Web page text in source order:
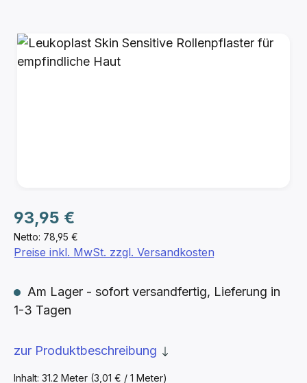
Bildergalerie überspringen
Netto: 78,95 €
Regulärer Preis:
93,95 €
Inhalt: 31.2 Meter (3,01 € / 1 Meter)
Preise inkl. MwSt. zzgl. Versandkosten
Am Lager - sofort versandfertig, Lieferung in
1-3 Tagen
zur Produktbeschreibung